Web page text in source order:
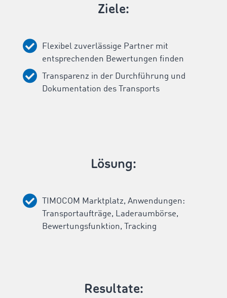
Ziele:
Flexibel zuverlässige Partner mit
entsprechenden Bewertungen finden
Transparenz in der Durchführung und
Dokumentation des Transports
Lösung:
TIMOCOM Marktplatz, Anwendungen:
Transportaufträge, Laderaumbörse,
Bewertungsfunktion, Tracking
Resultate: